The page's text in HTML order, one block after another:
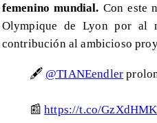
femenino mundial. Con este
Olympique de Lyon por al
contribución al ambicioso
🖋 @TIANEendler
📰https://t.co/